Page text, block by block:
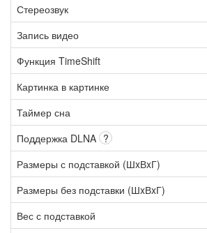
Стереозвук
Запись видео
Функция TimeShift
Картинка в картинке
Таймер сна
Поддержка DLNA ?
Размеры с подставкой (ШxВxГ)
Размеры без подставки (ШxВxГ)
Вес с подставкой